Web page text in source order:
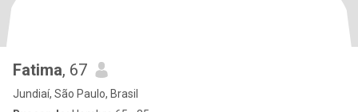
Fatima, 67
Jundiaí, São Paulo, Brasil